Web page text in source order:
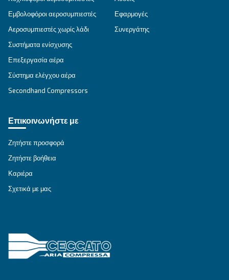
EngineAir και BIengineAir
Ανακαλύψτε ανεξαρτησία με τους αποδοτικούς
αεροσυμπιεστές EngineAir και BiEngineAir της
ευέλικτοι βενζινοκίνητοι και πετρελαιοκίνητοι
αεροσυμπιεστές, ιδανικοί για απομακρυσμένες
Εξερευνήστε τη σειρά
ΑΘΌΡΥΒΟΙ ΑΕΡΟΣΥΜΠΙΕΣΤΈΣ